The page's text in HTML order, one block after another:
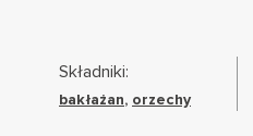
Składniki:
bakłażan, orzechy